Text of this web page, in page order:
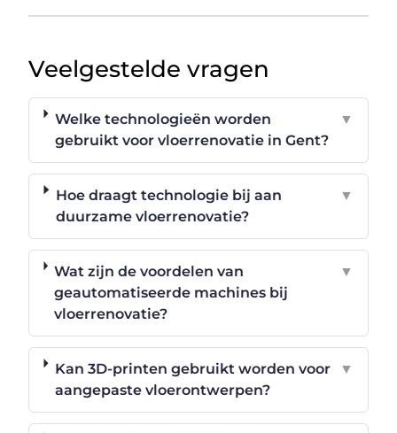
Veelgestelde vragen
Welke technologieën worden
gebruikt voor vloerrenovatie in Gent?
▼
Hoe draagt technologie bij aan
duurzame vloerrenovatie?
▼
Wat zijn de voordelen van
geautomatiseerde machines bij
vloerrenovatie?
▼
Kan 3D-printen gebruikt worden voor
aangepaste vloerontwerpen?
▼